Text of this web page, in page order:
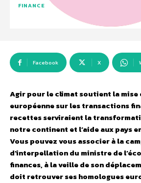
FINANCE
Facebook X
Agir pour le climat soutient la mise
européenne sur les transactions
recettes serviraient la
notre continent et l’aide aux pays
Vous pouvez vous associer à la
d’interpellation du ministre de
finances, à la veille de son
doit retrouver ses homologues